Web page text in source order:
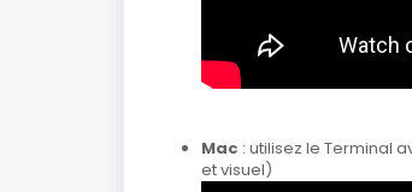
Mac : utilisez le Terminal
et visuel)